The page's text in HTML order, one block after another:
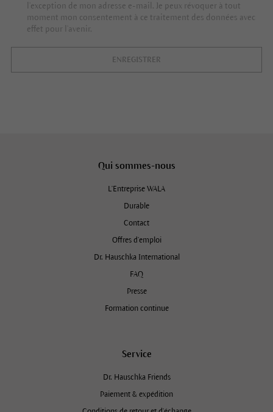
l’exception de mon adresse e-mail. Je peux révoquer à tout
moment mon consentement à ce traitement des données avec
effet pour l’avenir.
ENREGISTRER
Qui sommes-nous
L'Entreprise WALA
Durable
Contact
Offres d’emploi
Dr. Hauschka International
FAQ
Presse
Formation continue
Service
Dr. Hauschka Friends
Paiement & expédition